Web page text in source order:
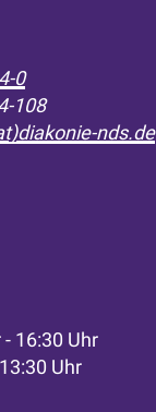
0
108
nds.de
- 16:30 Uhr
Uhr